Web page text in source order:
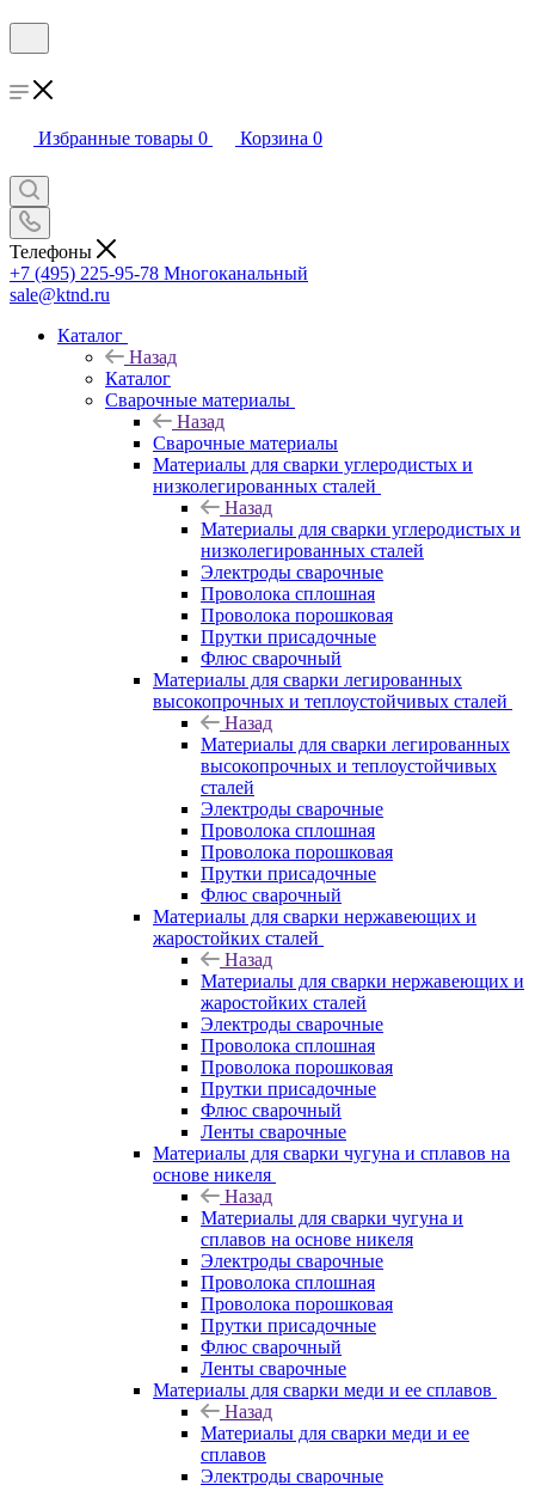
Избранные товары 0 Корзина 0
Телефоны
+7 (495) 225-95-78 Многоканальный
sale@ktnd.ru
Каталог
Назад
Каталог
Сварочные материалы
Назад
Сварочные материалы
Материалы для сварки углеродистых и
низколегированных сталей
Назад
Материалы для сварки углеродистых и
низколегированных сталей
Электроды сварочные
Проволока сплошная
Проволока порошковая
Прутки присадочные
Флюс сварочный
Материалы для сварки легированных
высокопрочных и теплоустойчивых сталей
Назад
Материалы для сварки легированных
высокопрочных и теплоустойчивых
сталей
Электроды сварочные
Проволока сплошная
Проволока порошковая
Прутки присадочные
Флюс сварочный
Материалы для сварки нержавеющих и
жаростойких сталей
Назад
Материалы для сварки нержавеющих и
жаростойких сталей
Электроды сварочные
Проволока сплошная
Проволока порошковая
Прутки присадочные
Флюс сварочный
Ленты сварочные
Материалы для сварки чугуна и сплавов на
основе никеля
Назад
Материалы для сварки чугуна и
сплавов на основе никеля
Электроды сварочные
Проволока сплошная
Проволока порошковая
Прутки присадочные
Флюс сварочный
Ленты сварочные
Материалы для сварки меди и ее сплавов
Назад
Материалы для сварки меди и ее
сплавов
Электроды сварочные